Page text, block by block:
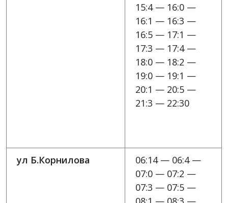
15:4 — 16:0 —
16:1 — 16:3 —
16:5 — 17:1 —
17:3 — 17:4 —
18:0 — 18:2 —
19:0 — 19:1 —
20:1 — 20:5 —
21:3 — 22:30
ул Б.Корнилова
06:14 — 06:4 —
07:0 — 07:2 —
07:3 — 07:5 —